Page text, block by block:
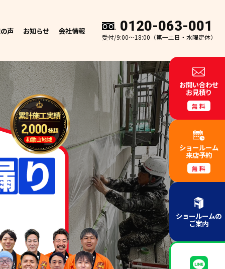
声 お知らせ 会社情報 0120-063-001
受付/9:00～18:00（第一土日・水曜定休）
お問い合わせ
お見積り
無料
ショールーム
来店予約
無料
ショールームの
ご案内